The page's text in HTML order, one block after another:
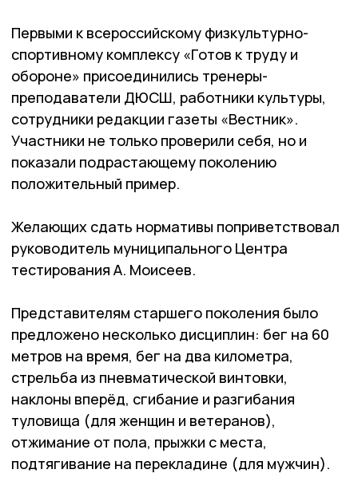
Первыми к всероссийскому физкультурно-
спортивному комплексу «Готов к труду и
обороне» присоединились тренеры-
преподаватели ДЮСШ, работники культуры,
сотрудники редакции газеты «Вестник».
Участники не только проверили себя, но и
показали подрастающему поколению
положительный пример.
Желающих сдать нормативы поприветствовал
руководитель муниципального Центра
тестирования А. Моисеев.
Представителям старшего поколения было
предложено несколько дисциплин: бег на 60
метров на время, бег на два километра,
стрельба из пневматической винтовки,
наклоны вперёд, сгибание и разгибания
туловища (для женщин и ветеранов),
отжимание от пола, прыжки с места,
подтягивание на перекладине (для мужчин).